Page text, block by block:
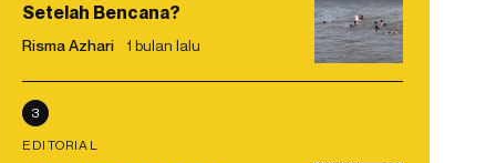
Setelah Bencana?
Risma Azhari 1 bulan lalu
3
EDITORIAL